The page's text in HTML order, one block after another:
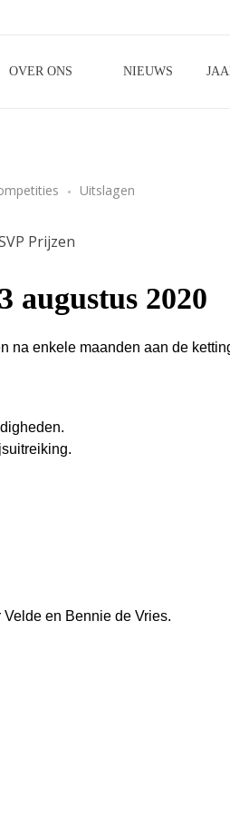
OVER ONS NIEUWS
Uitslagen
augustus 2020
na enkele maanden aan de
Velde en Bennie de Vries.